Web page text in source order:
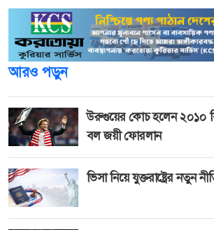
আরও পড়ুন
উরুগুয়ের কোচ হলেন ২০১০
বল জয়ী ফোরলান
ভিসা নিয়ে যুক্তরাষ্ট্রের নতুন